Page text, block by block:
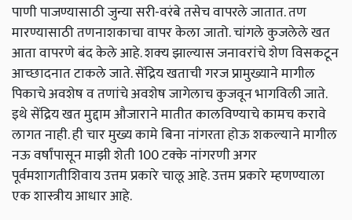
पाणी पाजण्यासाठी जुन्या सरी-वरंबे तसेच वापरले जातात. तण
मारण्यासाठी तणनाशकाचा वापर केला जातो. चांगले कुजलेले खत
आता वापरणे बंद केले आहे. शक्‍य झाल्यास जनावरांचे शेण विसकटून
आच्छादनात टाकले जाते. सेंद्रिय खताची गरज प्रामुख्याने मागील
पिकाचे अवशेष व तणांचे अवशेष जागेलाच कुजवून भागविली जाते.
इथे सेंद्रिय खत मुद्दाम औजाराने मातीत कालविण्याचे कामच करावे
लागत नाही. ही चार मुख्य कामे बिना नांगरता होऊ शकल्याने मागील
नऊ वर्षांपासून माझी शेती 100 टक्के नांगरणी अगर
पूर्वमशागतीशिवाय उत्तम प्रकारे चालू आहे. उत्तम प्रकारे म्हणण्याला
एक शास्त्रीय आधार आहे.